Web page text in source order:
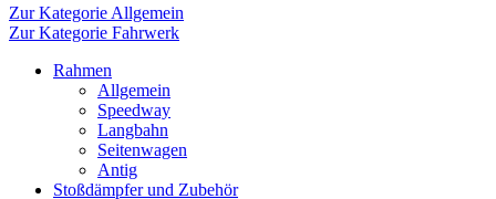
Zur Kategorie Allgemein
Zur Kategorie Fahrwerk
Rahmen
Allgemein
Speedway
Langbahn
Seitenwagen
Antig
Stoßdämpfer und Zubehör